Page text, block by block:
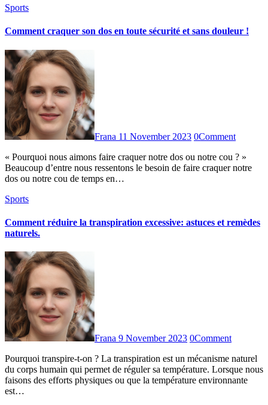
Sports
Comment craquer son dos en toute sécurité et sans douleur !
Frana 11 November 2023 0Comment
« Pourquoi nous aimons faire craquer notre dos ou notre cou ? »
Beaucoup d’entre nous ressentons le besoin de faire craquer notre
dos ou notre cou de temps en…
Sports
Comment réduire la transpiration excessive: astuces et remèdes
naturels.
Frana 9 November 2023 0Comment
Pourquoi transpire-t-on ? La transpiration est un mécanisme naturel
du corps humain qui permet de réguler sa température. Lorsque nous
faisons des efforts physiques ou que la température environnante
est…